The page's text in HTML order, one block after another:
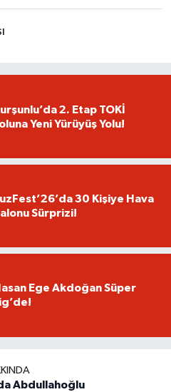
2. Etap TOKİ
Yeni Yürüyüş Yolu!
30 Kişiye Hava
Sürprizi!
Ege Akdoğan Süper
Abdullahoğlu